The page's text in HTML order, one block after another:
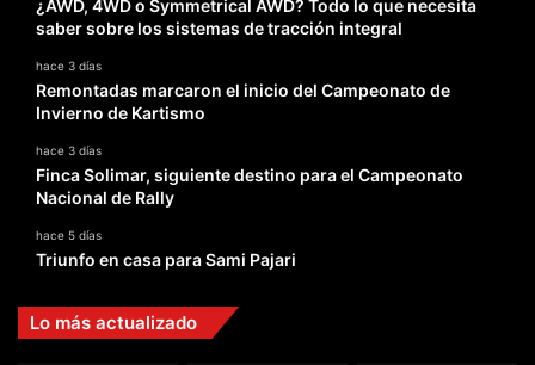
¿AWD, 4WD o Symmetrical AWD? Todo lo que necesita
saber sobre los sistemas de tracción integral
hace 3 días
Remontadas marcaron el inicio del Campeonato de
Invierno de Kartismo
hace 3 días
Finca Solimar, siguiente destino para el Campeonato
Nacional de Rally
hace 5 días
Triunfo en casa para Sami Pajari
Lo más actualizado